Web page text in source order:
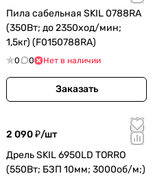
Пила сабельная SKIL 0788RA
(350Вт; до 2350ход/мин;
1,5кг) (F0150788RA)
0 0 Нет в наличии
Заказать
2 090 ₽/шт
Дрель SKIL 6950LD ТОRRО
(550Вт; БЗП 10мм; 3000об/м;)